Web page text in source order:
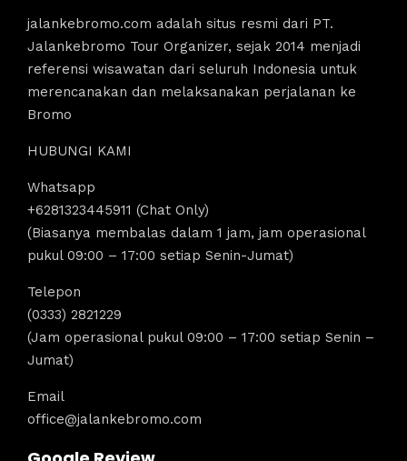
jalankebromo.com adalah situs resmi dari PT.
Jalankebromo Tour Organizer, sejak 2014 menjadi
referensi wisawatan dari seluruh Indonesia untuk
merencanakan dan melaksanakan perjalanan ke
Bromo
HUBUNGI KAMI
Whatsapp
+6281323445911 (Chat Only)
(Biasanya membalas dalam 1 jam, jam operasional
pukul 09:00 – 17:00 setiap Senin-Jumat)
Telepon
(0333) 2821229
(Jam operasional pukul 09:00 – 17:00 setiap Senin –
Jumat)
Email
office@jalankebromo.com